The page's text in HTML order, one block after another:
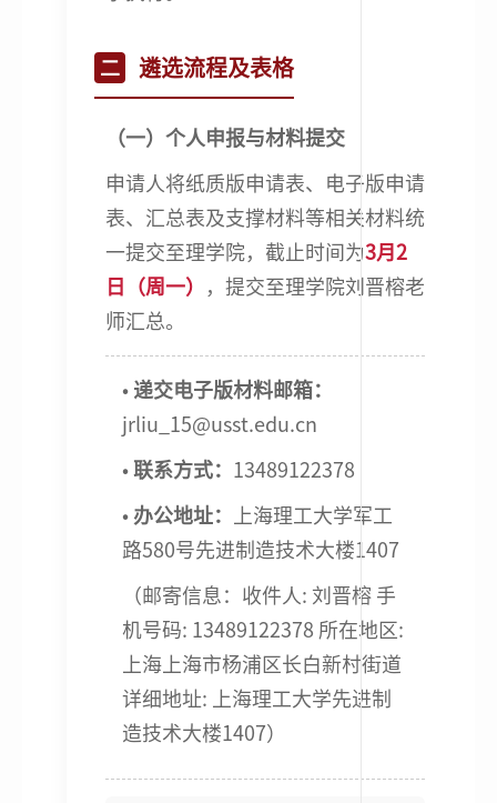
二 遴选流程及表格
（一）个人申报与材料提交
申请人将纸质版申请表、电子版申请
表、汇总表及支撑材料等相关材料统
一提交至理学院，截止时间为3月2
日（周一）
，提交至理学院刘晋榕老
师汇总。
• 递交电子版材料邮箱：
jrliu_15@usst.edu.cn
• 联系方式： 13489122378
• 办公地址：
上海理工大学军工
路580号先进制造技术大楼1407
（邮寄信息：收件人: 刘晋榕 手
机号码: 13489122378 所在地区:
上海上海市杨浦区长白新村街道
详细地址: 上海理工大学先进制
造技术大楼1407）